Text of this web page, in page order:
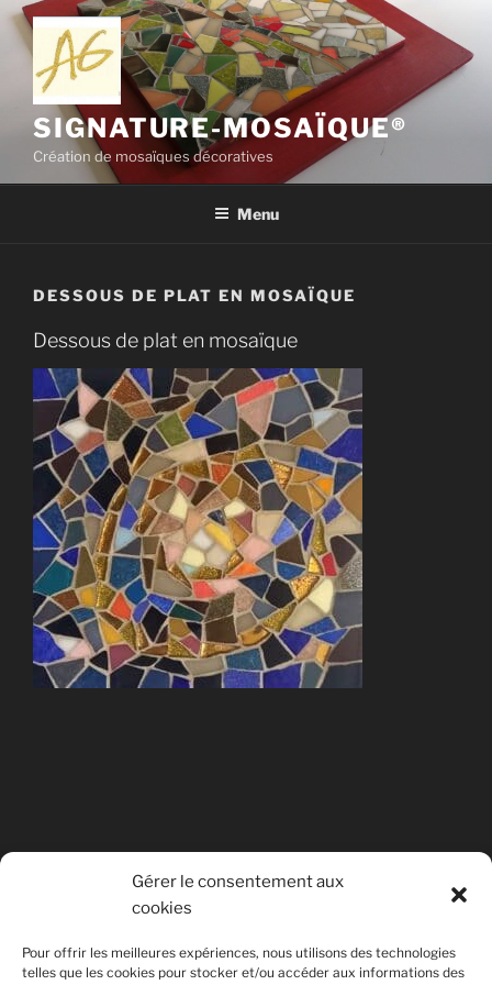
Gérer le consentement aux
cookies
Pour offrir les meilleures expériences, nous utilisons des technologies
telles que les cookies pour stocker et/ou accéder aux informations des
Aller
contenu
principal
SIGNATURE-MOSAÏQUE®
Création de mosaïques décoratives
Menu
DESSOUS DE PLAT EN MOSAÏQUE
Dessous de plat en mosaïque
avec des touches de mosaïque dorée.